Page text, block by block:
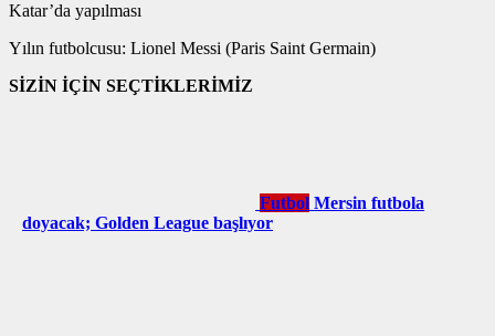
Katar’da yapılması
Yılın futbolcusu: Lionel Messi (Paris Saint Germain)
SİZİN İÇİN SEÇTİKLERİMİZ
Futbol Mersin futbola
doyacak; Golden League başlıyor